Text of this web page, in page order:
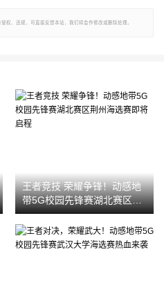
权、违规，可直接反馈本站，我们将会作修改或删除处理。
王者竞技 荣耀争锋！动感地
带5G校园先锋赛湖北赛区荆
州海选赛即将启程